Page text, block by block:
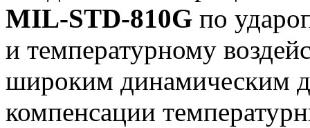
MIL-STD-810G по
и температурному
широким динамическим
компенсации